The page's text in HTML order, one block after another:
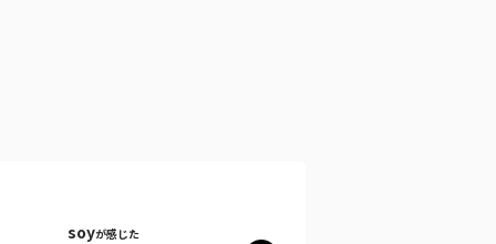
soyが感じた